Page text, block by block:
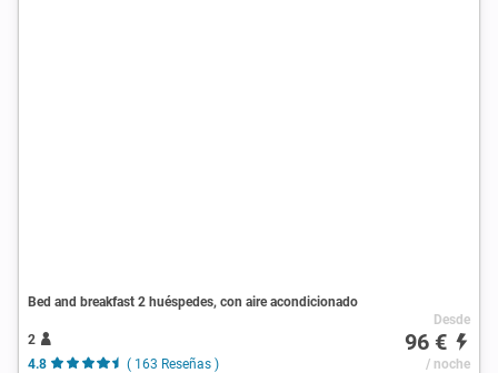
Bed and breakfast 2 huéspedes, con aire acondicionado
2
4.8
( 163 Reseñas )
Desde
96 €
/ noche